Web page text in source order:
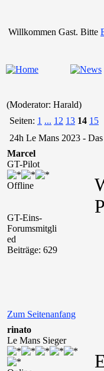
Willkommen Gast. Bitte
(Moderator: Harald)
Seiten: 1 ... 12 13 14 15
24h Le Mans 2023 -
Marcel
GT-Pilot
Offline
GT-Eins-
Forumsmitgli
ed
Beiträge: 629
Zum Seitenanfang
rinato
Le Mans Sieger